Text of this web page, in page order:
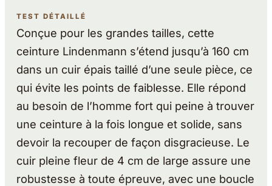
TEST DÉTAILLÉ
Conçue pour les grandes tailles, cette
ceinture Lindenmann s’étend jusqu’à 160 cm
dans un cuir épais taillé d’une seule pièce, ce
qui évite les points de faiblesse. Elle répond
au besoin de l’homme fort qui peine à trouver
une ceinture à la fois longue et solide, sans
devoir la recouper de façon disgracieuse. Le
cuir pleine fleur de 4 cm de large assure une
robustesse à toute épreuve, avec une boucle